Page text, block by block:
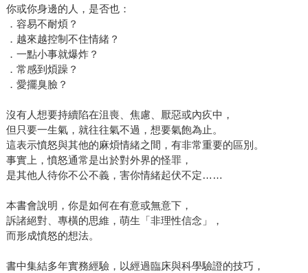
你或你身邊的人，是否也：
．容易不耐煩？
．越來越控制不住情緒？
．一點小事就爆炸？
．常感到煩躁？
．愛擺臭臉？
沒有人想要持續陷在沮喪、焦慮、厭惡或內疚中，
但只要一生氣，就往往氣不過，想要氣飽為止。
這表示憤怒與其他的麻煩情緒之間，有非常重要的區別。
事實上，憤怒通常是出於對外界的怪罪，
是其他人待你不公不義，害你情緒起伏不定……
本書會說明，你是如何在有意或無意下，
訴諸絕對、專橫的思維，萌生「非理性信念」，
而形成憤怒的想法。
書中集結多年實務經驗，以經過臨床與科學驗證的技巧，